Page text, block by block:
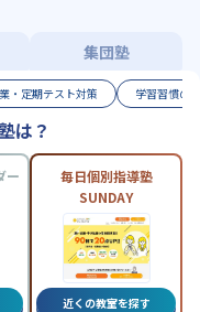
集団塾
・定期テスト対策 学習習慣の
は？
ー
毎日個別指導塾
SUNDAY
近くの教室を探す